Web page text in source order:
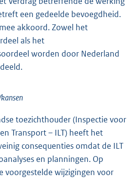
een gedeelde bevoegdheid.
akkoord. Zowel het
als het
worden door Nederland
toezichthouder (Inspectie voor
Transport – ILT) heeft het
consequenties omdat de ILT
en planningen. Op
voorgestelde wijzigingen voor